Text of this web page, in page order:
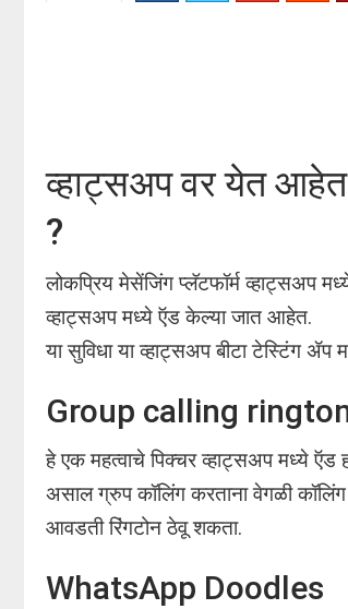
व्हाट्सअप वर येत आहेत
?
लोकप्रिय मेसेंजिंग प्लॅटफॉर्म व्हाट्सअप
व्हाट्सअप मध्ये ऍड केल्या जात आहेत.
या सुविधा या व्हाट्सअप बीटा टेस्टिंग
Group calling
हे एक महत्वाचे पिक्चर व्हाट्सअप मध्ये ऍड
असाल ग्रुप कॉलिंग करताना वेगळी
आवडती रिंगटोन ठेवू शकता.
WhatsApp Doodles